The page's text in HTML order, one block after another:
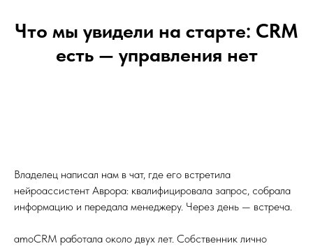
Что мы увидели на старте: CRM
есть — управления нет
Владелец написал нам в чат, где его встретила
нейроассистент Аврора: квалифицировала запрос, собрала
информацию и передала менеджеру. Через день — встреча.
amoCRM работала около двух лет. Собственник лично